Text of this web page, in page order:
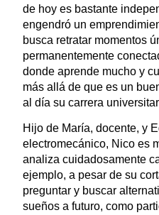
de hoy es bastante
engendró un
busca retratar momentos
permanentemente
donde aprende mucho y
más allá de que es un
al día su carrera
Hijo de María, docente, y
electromecánico, Nico es
analiza cuidadosamente
ejemplo, a pesar de su
preguntar y buscar
sueños a futuro, como